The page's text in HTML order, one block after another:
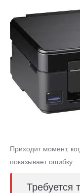
Приходит момент,
показывает ошибку:
Требуется